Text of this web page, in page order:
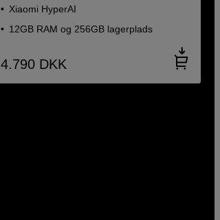
Xiaomi HyperAI
12GB RAM og 256GB lagerplads
4.790 DKK